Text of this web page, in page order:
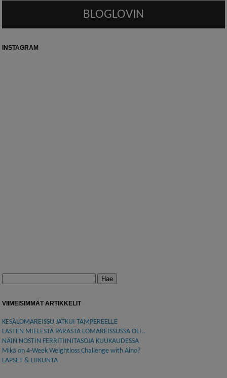
BLOGLOVIN
INSTAGRAM
VIIMEISIMMÄT ARTIKKELIT
KESÄLOMAREISSU JATKUI TAMPEREELLE
LASTEN MIELESTÄ PARASTA LOMAREISSUSSA OLI..
NÄIN NOSTIN FERRITIINITASOJA KUUKAUDESSA
Mikä on 4-Week Weightloss Challenge with Aino?
LAPSET & LIIKUNTA